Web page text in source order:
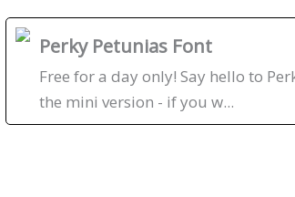
Perky Petunias Font
Free for a day only! Say hello to
the mini version - if you w...